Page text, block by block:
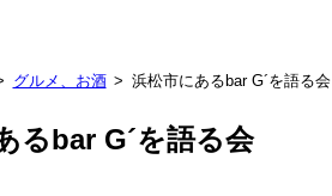
グルメ、お酒 浜松市にあるbar G´を語る会
るbar G´を語る会